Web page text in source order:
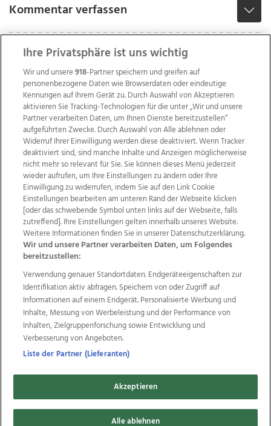
Kommentar verfassen
Wir über uns Mediadaten Kontakt
Jobs
Datenschutz
Impressum
AGB Anzeigekunden
AGB Website
Ehrenkodex Politische Werbung
Weitere Angebote des Medienhauses Wimmer
TV1 di-mog-i.at OÖNow
Ischler Woche
Life Radio
OÖNachrichten
OÖN Immobilien
OÖN Karriere
OÖN Reise
Promenaden Galerien
Regionaljobs
wasistlos.at wirtrauern.at
Copyrights © 2026 Tips Zeitungs GmbH & Co KG
developed by
Ihre Privatsphäre ist uns wichtig
Wir und unsere918-Partner speichern und greifen auf
personenbezogene Daten wie Browserdaten oder eindeutige
Kennungen auf Ihrem Gerät zu. Durch Auswahl von Akzeptieren
aktivieren Sie Tracking-Technologien für die unter „Wir und unsere
Partner verarbeiten Daten, um Ihnen Dienste bereitzustellen“
aufgeführten Zwecke. Durch Auswahl von Alle ablehnen oder
Widerruf Ihrer Einwilligung werden diese deaktiviert. Wenn Tracker
deaktiviert sind, sind manche Inhalte und Anzeigen möglicherweise
nicht mehr so relevant für Sie. Sie können dieses Menü jederzeit
wieder aufrufen, um Ihre Einstellungen zu ändern oder Ihre
Einwilligung zu widerrufen, indem Sie auf den Link Cookie
Einstellungen bearbeiten am unteren Rand der Webseite klicken
[oder das schwebende Symbol unten links auf der Webseite, falls
zutreffend]. Ihre Einstellungen gelten innerhalb unseres Website.
Weitere Informationen finden Sie in unserer Datenschutzerklärung.
Wir und unsere Partner verarbeiten Daten, um Folgendes
bereitzustellen:
Verwendung genauer Standortdaten. Endgeräteeigenschaften zur
Identifikation aktiv abfragen. Speichern von oder Zugriff auf
Informationen auf einem Endgerät. Personalisierte Werbung und
Inhalte, Messung von Werbeleistung und der Performance von
Inhalten, Zielgruppenforschung sowie Entwicklung und
Verbesserung von Angeboten.
Liste der Partner (Lieferanten)
Akzeptieren
Alle ablehnen